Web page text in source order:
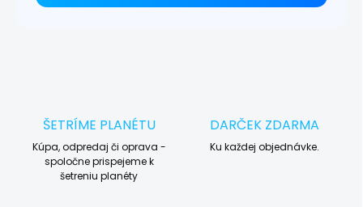
ŠETRÍME PLANÉTU
Kúpa, odpredaj či oprava -
spoločne prispejeme k
šetreniu planéty
DARČEK ZDARMA
Ku každej objednávke.